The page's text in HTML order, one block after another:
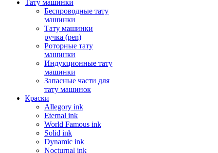
Тату машинки
Беспроводные тату
машинки
Тату машинки
ручка (pen)
Роторные тату
машинки
Индукционные тату
машинки
Запасные части для
тату машинок
Краски
Allegory ink
Eternal ink
World Famous ink
Solid ink
Dynamic ink
Nocturnal ink